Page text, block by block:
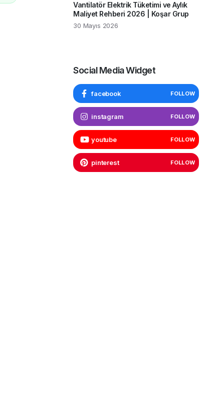
Vantilatör Elektrik Tüketimi ve Aylık
Maliyet Rehberi 2026 | Koşar Grup
30 Mayıs 2026
Social Media Widget
facebook FOLLOW
instagram FOLLOW
youtube FOLLOW
pinterest FOLLOW